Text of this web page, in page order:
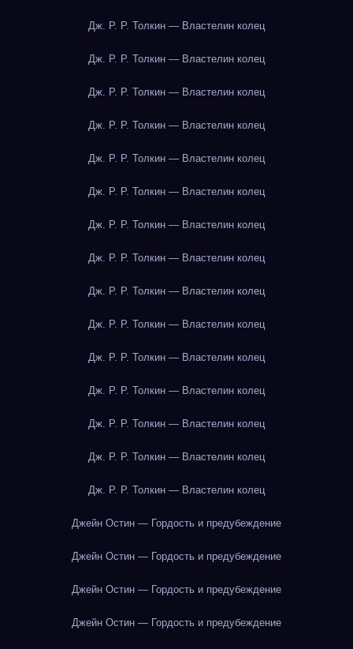
Дж. Р. Р. Толкин — Властелин колец
Дж. Р. Р. Толкин — Властелин колец
Дж. Р. Р. Толкин — Властелин колец
Дж. Р. Р. Толкин — Властелин колец
Дж. Р. Р. Толкин — Властелин колец
Дж. Р. Р. Толкин — Властелин колец
Дж. Р. Р. Толкин — Властелин колец
Дж. Р. Р. Толкин — Властелин колец
Дж. Р. Р. Толкин — Властелин колец
Дж. Р. Р. Толкин — Властелин колец
Дж. Р. Р. Толкин — Властелин колец
Дж. Р. Р. Толкин — Властелин колец
Дж. Р. Р. Толкин — Властелин колец
Дж. Р. Р. Толкин — Властелин колец
Дж. Р. Р. Толкин — Властелин колец
Джейн Остин — Гордость и предубеждение
Джейн Остин — Гордость и предубеждение
Джейн Остин — Гордость и предубеждение
Джейн Остин — Гордость и предубеждение